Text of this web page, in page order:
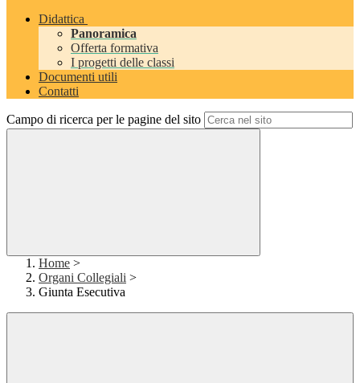
Didattica
Panoramica
Offerta formativa
I progetti delle classi
Documenti utili
Contatti
Campo di ricerca per le pagine del sito
Home >
Organi Collegiali >
Giunta Esecutiva